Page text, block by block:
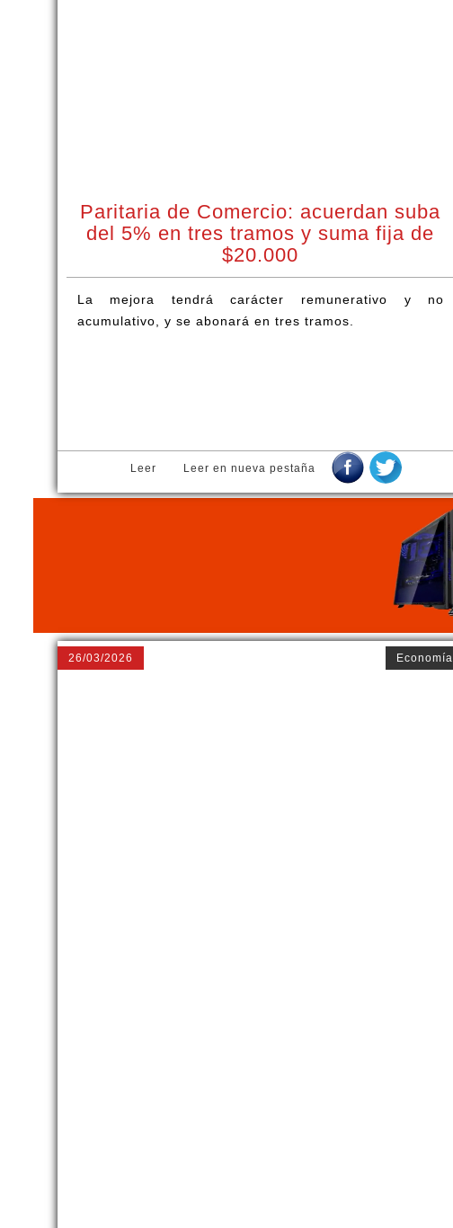
Paritaria de Comercio: acuerdan suba
del 5% en tres tramos y suma fija de
$20.000
La mejora tendrá carácter remunerativo y no
acumulativo, y se abonará en tres tramos.
Leer Leer en nueva pestaña
26/03/2026 Economía